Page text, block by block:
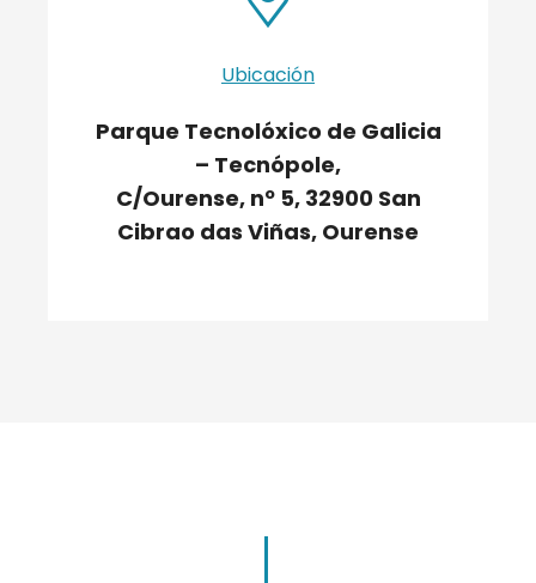
Ubicación
Parque Tecnolóxico de Galicia
– Tecnópole,
C/Ourense, nº 5, 32900 San
Cibrao das Viñas, Ourense